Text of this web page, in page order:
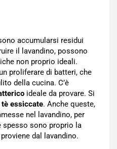
accumularsi residui
il lavandino, possono
non proprio ideali.
proliferare di batteri, che
della cucina. C’è
ideale da provare. Si
essiccate. Anche queste,
nel lavandino, per
spesso sono proprio la
dal lavandino.